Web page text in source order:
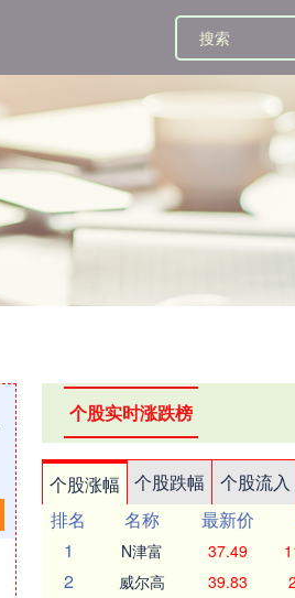
个股实时涨跌榜
个股涨幅 个股跌幅 个股流入
排名
名称 最新价
1
N津富 37.49
2 威尔高 39.83